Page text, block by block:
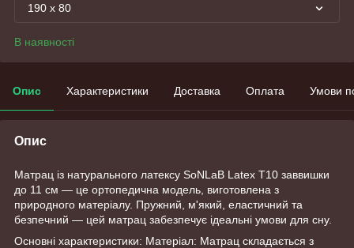
190 х 80
В наявності
Опис Характеристики Доставка Оплата Умови
Опис
Матрац із натурального латексу SoNLaB Latex Т10 заввишки
до 11 см — це ортопедична модель, виготовлена з
природного матеріалу. Пружний, м'який, еластичний та
безпечний — цей матрац забезпечує ідеальні умови для сну.
Основні характеристики: Матеріал: Матрац складається з